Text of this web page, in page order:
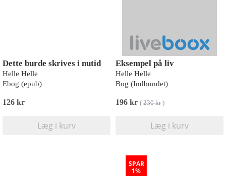
Dette burde skrives i nutid
Helle Helle
Ebog (epub)
126 kr
Læg i kurv
Eksempel på liv
Helle Helle
Bog (Indbundet)
196 kr ( 230 kr)
Læg i kurv
SPAR
1%